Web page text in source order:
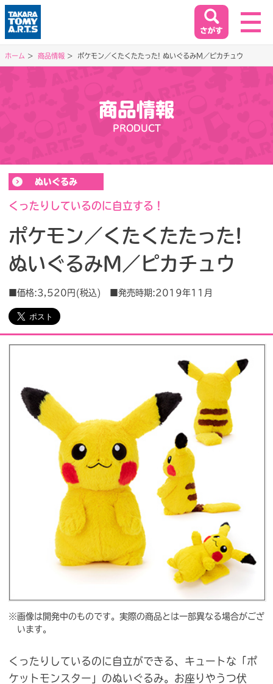
イベント&キャンペーン
EVENT&CAMPAIGN
お客様相談室
SUPPORT
プレスリリース よくあるご質問
ビジネスのお客様
閉じる
閉じる
ホーム 商品情報 ポケモン／くたくたたった! ぬいぐるみM／ピカチュウ
商品情報
PRODUCT
ぬいぐるみ
くったりしているのに自立する！
ポケモン／くたくたたった!
ぬいぐるみM／ピカチュウ
■価格:3,520円(税込) ■発売時期:2019年11月
※画像は開発中のものです。実際の商品とは一部異なる場合がござ
います。
くったりしているのに自立ができる、キュートな「ポ
ケットモンスター」のぬいぐるみ。お座りやうつ伏